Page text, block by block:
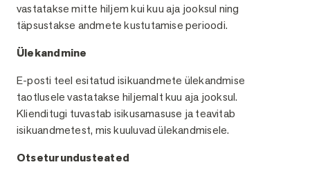
vastatakse mitte hiljem kui kuu aja jooksul ning
täpsustakse andmete kustutamise perioodi.
Ülekandmine
E-posti teel esitatud isikuandmete ülekandmise
taotlusele vastatakse hiljemalt kuu aja jooksul.
Klienditugi tuvastab isikusamasuse ja teavitab
isikuandmetest, mis kuuluvad ülekandmisele.
Otseturundusteated